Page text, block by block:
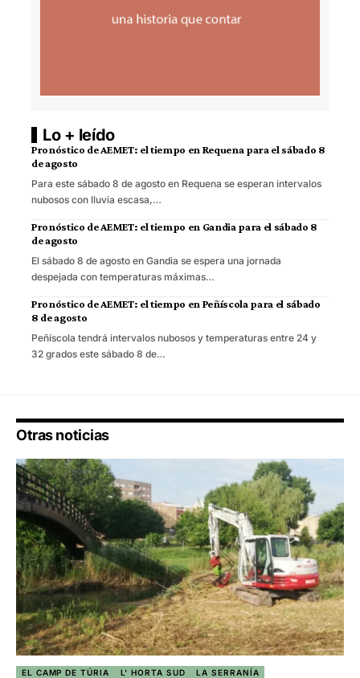
Lo + leído
Pronóstico de AEMET: el tiempo en Requena para el sábado 8
de agosto
Para este sábado 8 de agosto en Requena se esperan intervalos
nubosos con lluvia escasa,…
Pronóstico de AEMET: el tiempo en Gandia para el sábado 8
de agosto
El sábado 8 de agosto en Gandia se espera una jornada
despejada con temperaturas máximas…
Pronóstico de AEMET: el tiempo en Peñíscola para el sábado
8 de agosto
Peñíscola tendrá intervalos nubosos y temperaturas entre 24 y
32 grados este sábado 8 de…
Otras noticias
EL CAMP DE TÚRIA L' HORTA SUD LA SERRANÍA